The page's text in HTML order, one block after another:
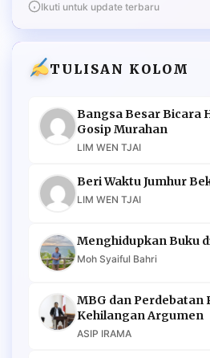
Ikuti untuk update terbaru
TULISAN KOLOM
Bangsa Besar Bicara
Gosip Murahan
LIM WEN TJAI
Beri Waktu Jumhur
LIM WEN TJAI
Menghidupkan Buku
Moh Syaiful Bahri
MBG dan Perdebatan
Kehilangan Argumen
ASIP IRAMA